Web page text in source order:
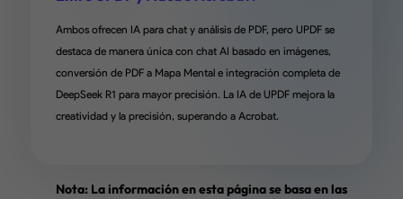
probablemente más). No estoy seguro sobre el complemento
forma parte del trato) para UPDF AI (tampoco estaba usando
complemento de IA de Adobe), así que no estoy seguro de
mejora la herramienta para cualquiera. Si tus necesidades de
relativamente básicas, adquiere esto y cancela tu suscripción a
de Richard Kistnen en AppSumo
Ambos ofrecen IA para chat y análisis de PDF, pero UPDF se
destaca de manera única con chat AI basado en imágenes,
conversión de PDF a Mapa Mental e integración completa de
DeepSeek R1 para mayor precisión. La IA de UPDF mejora la
creatividad y la precisión, superando a Acrobat.
Nota: La información en esta página se basa en las